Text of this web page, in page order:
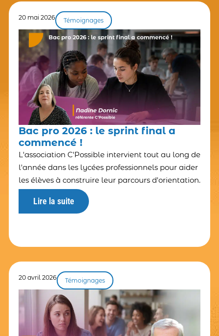
20 mai 2026 Témoignages
Bac pro 2026 : le sprint final a
commencé !
L'association C'Possible intervient tout au long de
l'année dans les lycées professionnels pour aider
les élèves à construire leur parcours d'orientation.
Lire la suite
20 avril 2026 Témoignages